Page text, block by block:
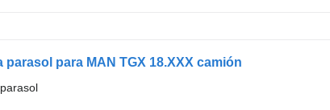
parasol para MAN TGX 18.XXX camión